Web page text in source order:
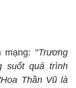
mạng: "Trương
suốt quá trình
Thần Vũ là